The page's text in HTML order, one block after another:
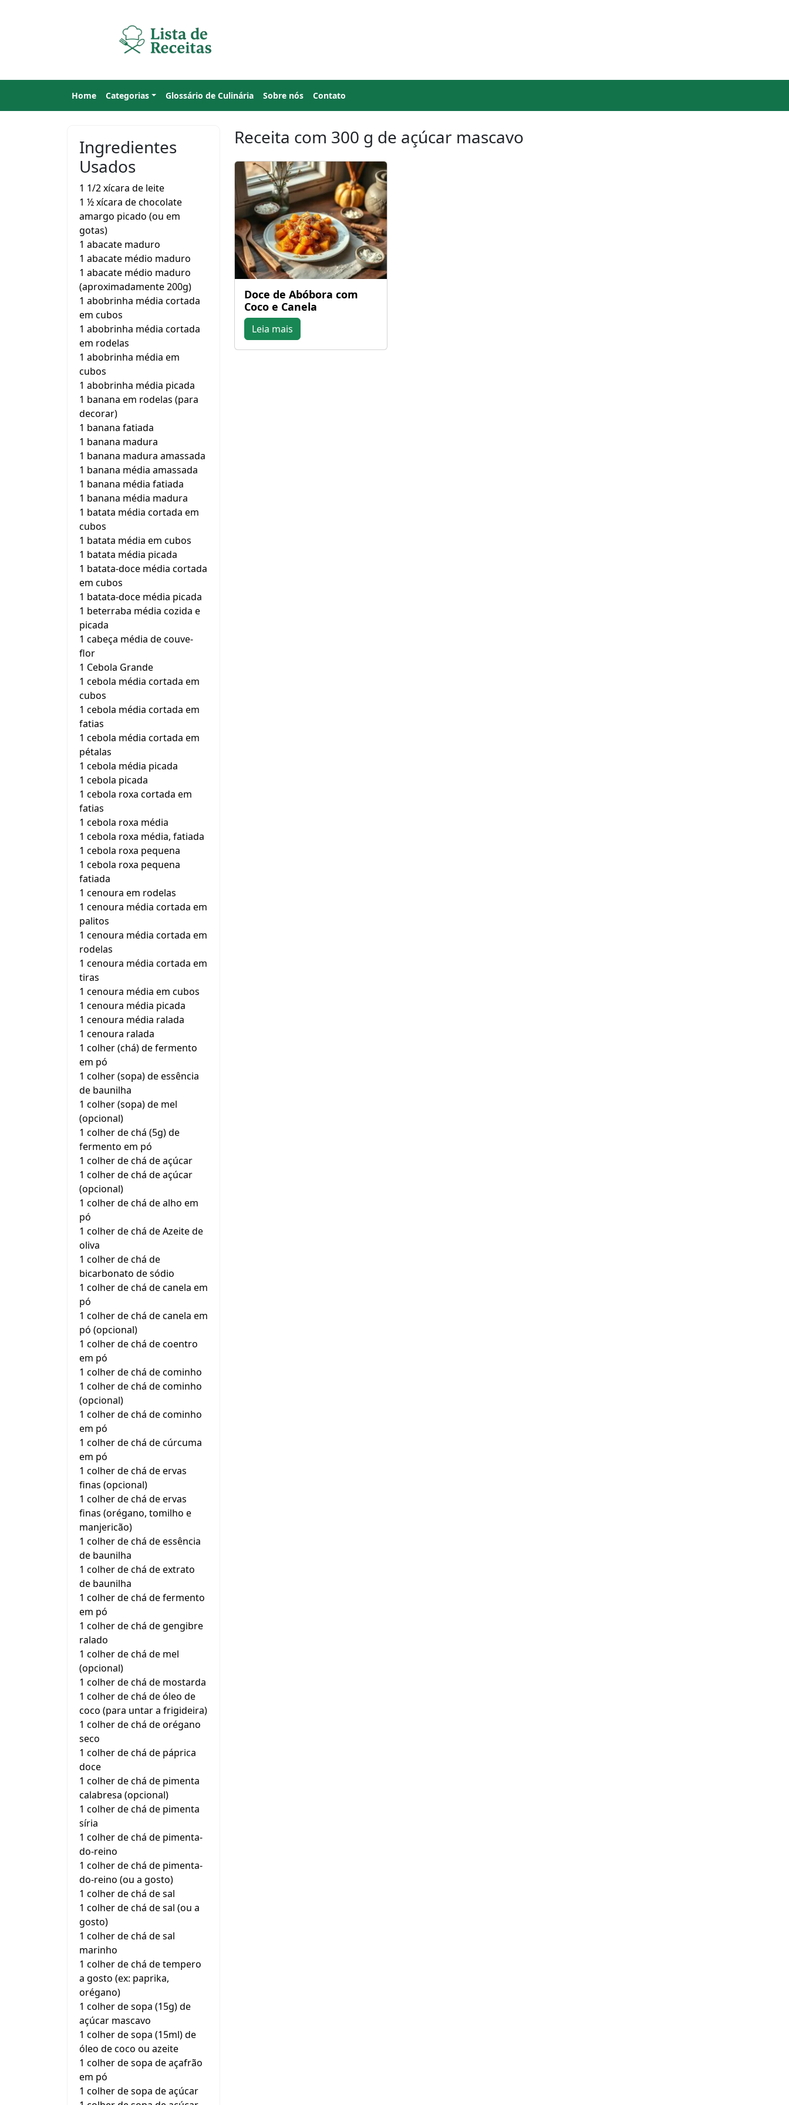
Home Categorias Glossário de Culinária Sobre nós Contato
Ingredientes
Usados
1 1/2 xícara de leite
1 ½ xícara de chocolate
amargo picado (ou em
gotas)
1 abacate maduro
1 abacate médio maduro
1 abacate médio maduro
(aproximadamente 200g)
1 abobrinha média cortada
em cubos
1 abobrinha média cortada
em rodelas
1 abobrinha média em
cubos
1 abobrinha média picada
1 banana em rodelas (para
decorar)
1 banana fatiada
1 banana madura
1 banana madura amassada
1 banana média amassada
1 banana média fatiada
1 banana média madura
1 batata média cortada em
cubos
1 batata média em cubos
1 batata média picada
1 batata-doce média cortada
em cubos
1 batata-doce média picada
1 beterraba média cozida e
picada
1 cabeça média de couve-
flor
1 Cebola Grande
1 cebola média cortada em
cubos
1 cebola média cortada em
fatias
1 cebola média cortada em
pétalas
1 cebola média picada
1 cebola picada
1 cebola roxa cortada em
fatias
1 cebola roxa média
1 cebola roxa média, fatiada
1 cebola roxa pequena
1 cebola roxa pequena
fatiada
1 cenoura em rodelas
1 cenoura média cortada em
palitos
1 cenoura média cortada em
rodelas
1 cenoura média cortada em
tiras
1 cenoura média em cubos
1 cenoura média picada
1 cenoura média ralada
1 cenoura ralada
1 colher (chá) de fermento
em pó
1 colher (sopa) de essência
de baunilha
1 colher (sopa) de mel
(opcional)
1 colher de chá (5g) de
fermento em pó
1 colher de chá de açúcar
1 colher de chá de açúcar
(opcional)
1 colher de chá de alho em
pó
1 colher de chá de Azeite de
oliva
1 colher de chá de
bicarbonato de sódio
1 colher de chá de canela em
pó
1 colher de chá de canela em
pó (opcional)
1 colher de chá de coentro
em pó
1 colher de chá de cominho
1 colher de chá de cominho
(opcional)
1 colher de chá de cominho
em pó
1 colher de chá de cúrcuma
em pó
1 colher de chá de ervas
finas (opcional)
1 colher de chá de ervas
finas (orégano, tomilho e
manjericão)
1 colher de chá de essência
de baunilha
1 colher de chá de extrato
de baunilha
1 colher de chá de fermento
em pó
1 colher de chá de gengibre
ralado
1 colher de chá de mel
(opcional)
1 colher de chá de mostarda
1 colher de chá de óleo de
coco (para untar a frigideira)
1 colher de chá de orégano
seco
1 colher de chá de páprica
doce
1 colher de chá de pimenta
calabresa (opcional)
1 colher de chá de pimenta
síria
1 colher de chá de pimenta-
do-reino
1 colher de chá de pimenta-
do-reino (ou a gosto)
1 colher de chá de sal
1 colher de chá de sal (ou a
gosto)
1 colher de chá de sal
marinho
1 colher de chá de tempero
a gosto (ex: paprika,
orégano)
1 colher de sopa (15g) de
açúcar mascavo
1 colher de sopa (15ml) de
óleo de coco ou azeite
1 colher de sopa de açafrão
em pó
1 colher de sopa de açúcar
Receita com 300 g de açúcar mascavo
Doce de Abóbora com
Coco e Canela
Leia mais